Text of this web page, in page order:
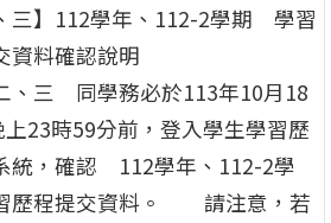
三】112學年、112-2學期 學習
資料確認說明
三 同學務必於113年10月18
上23時59分前，登入學生學習歷
統，確認 112學年、112-2學
歷程提交資料。 請注意，若